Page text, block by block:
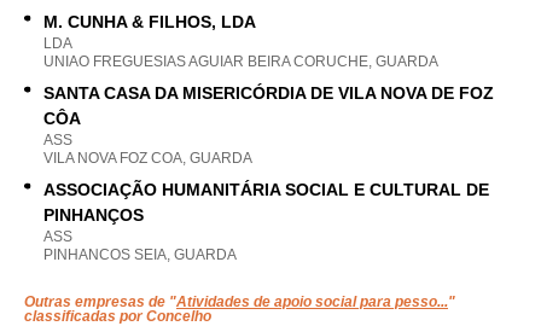
M. CUNHA & FILHOS, LDA
LDA
UNIAO FREGUESIAS AGUIAR BEIRA CORUCHE, GUARDA
SANTA CASA DA MISERICÓRDIA DE VILA NOVA DE FOZ
CÔA
ASS
VILA NOVA FOZ COA, GUARDA
ASSOCIAÇÃO HUMANITÁRIA SOCIAL E CULTURAL DE
PINHANÇOS
ASS
PINHANCOS SEIA, GUARDA
Outras empresas de "Atividades de apoio social para pesso..."
classificadas por Concelho